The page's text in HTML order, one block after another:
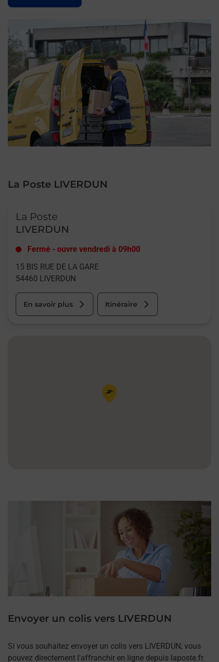
La Poste LIVERDUN
La Poste
LIVERDUN
Fermé - ouvre vendredi à 09h00
15 BIS RUE DE LA GARE
54460 LIVERDUN
En savoir plus Itinéraire
Pin de la carte
Envoyer un colis vers LIVERDUN
Si vous souhaitez envoyer un colis vers LIVERDUN, vous
pouvez directement l'affranchir en ligne depuis laposte.fr.